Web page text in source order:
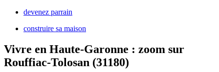
devenez parrain
construire sa maison
Vivre en Haute-Garonne : zoom sur
Rouffiac-Tolosan (31180)